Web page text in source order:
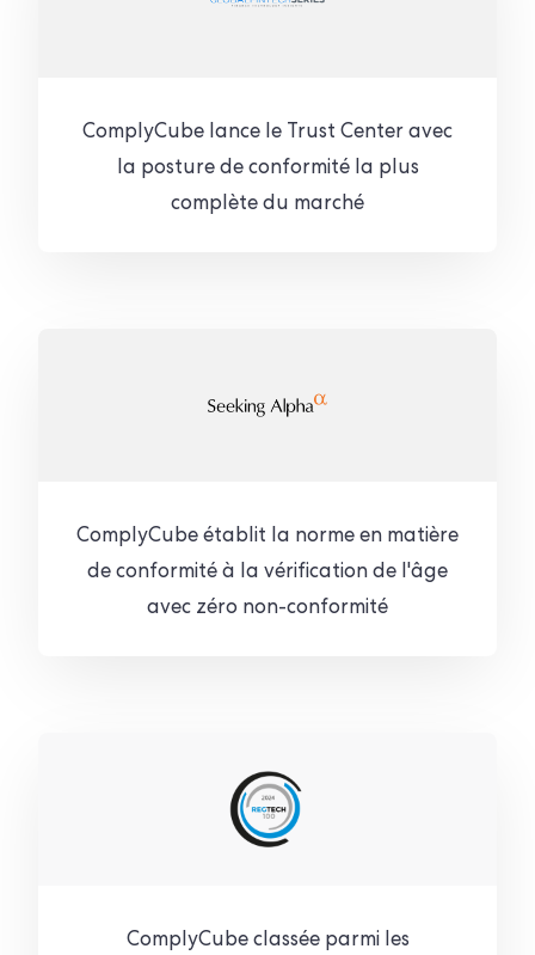
ComplyCube lance le Trust Center avec
la posture de conformité la plus
complète du marché
ComplyCube établit la norme en matière
de conformité à la vérification de l'âge
avec zéro non-conformité
ComplyCube classée parmi les